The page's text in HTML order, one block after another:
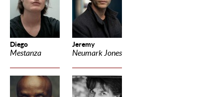
Diego
Mestanza
Jeremy
Neumark Jones